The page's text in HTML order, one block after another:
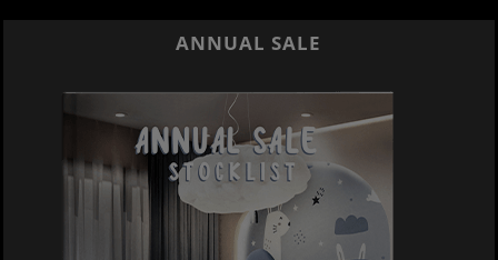
ANNUAL SALE